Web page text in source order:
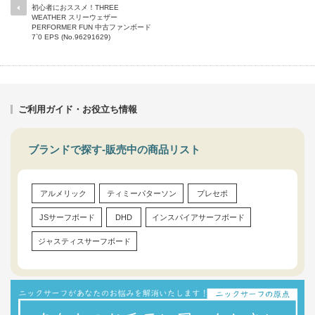
初心者におススメ！THREE
WEATHER スリーウェザー
PERFORMER FUN 中古ファンボード
7`0 EPS (No.96291629)
ご利用ガイド・お役立ち情報
ブランドで探す-販売中の商品リスト
アルメリック ティミーパターソン プレセボ
JSサーフボード DHD インスパイアサーフボード
ジャスティスサーフボード